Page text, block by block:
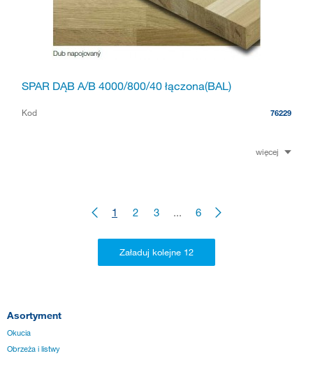
SPAR DĄB A/B 4000/800/40 łączona(BAL)
Kod 76229
więcej
1 2 3 ... 6
Asortyment
Okucia
Obrzeża i listwy